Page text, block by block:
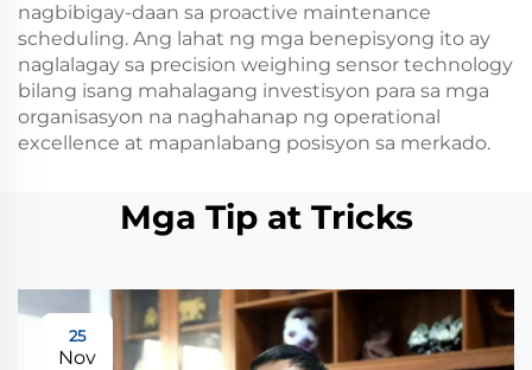
nagbibigay-daan sa proactive maintenance
scheduling. Ang lahat ng mga benepisyong ito ay
naglalagay sa precision weighing sensor technology
bilang isang mahalagang investisyon para sa mga
organisasyon na naghahanap ng operational
excellence at mapanlabang posisyon sa merkado.
Mga Tip at Tricks
25
Nov